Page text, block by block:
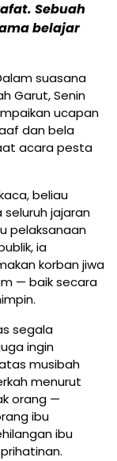
Sebuah
belajar
suasana
Garut, Senin
ucapan
dan bela
acara pesta
beliau
jajaran
pelaksanaan
ia
korban jiwa
— baik secara
segala
ingin
musibah
menurut
orang —
ibu
ibu